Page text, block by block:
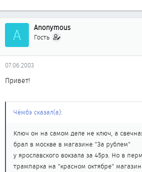
A Anonymous
Гость
07.06.2003
Привет!
Чёмбэ сказал(а):
Ключ он на самом деле не ключ, а
брал в москве в магазине "За рублем"
у ярославского вокзала за 45рэ. Но в
трампарка на "красном октябре" магазин